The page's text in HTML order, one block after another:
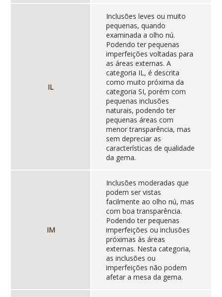
IL
Inclusões leves ou muito
pequenas, quando
examinada a olho nú.
Podendo ter pequenas
imperfeições voltadas para
as áreas externas. A
categoria IL, é descrita
como muito próxima da
categoria SI, porém com
pequenas inclusões
naturais, podendo ter
pequenas áreas com
menor transparência, mas
sem depreciar as
características de qualidade
da gema.
IM
Inclusões moderadas que
podem ser vistas
facilmente ao olho nú, mas
com boa transparência.
Podendo ter pequenas
imperfeições ou inclusões
próximas às áreas
externas. Nesta categoria,
as inclusões ou
imperfeições não podem
afetar a mesa da gema.